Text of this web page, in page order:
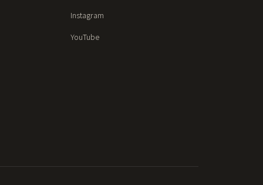
Instagram
YouTube